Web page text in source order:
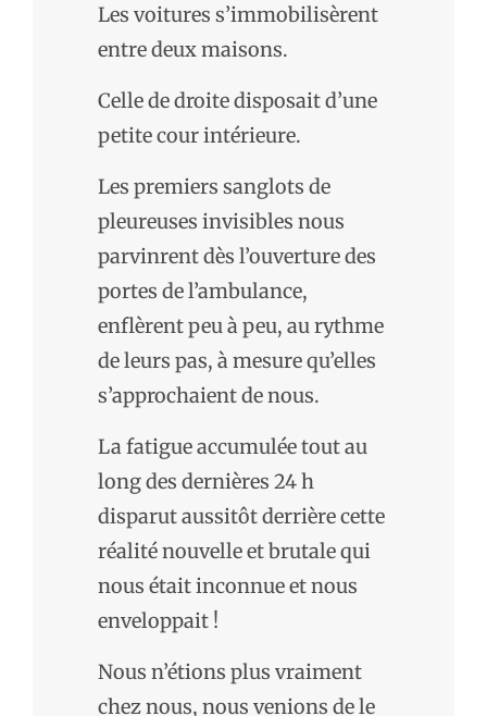
Les voitures s’immobilisèrent
entre deux maisons.
Celle de droite disposait d’une
petite cour intérieure.
Les premiers sanglots de
pleureuses invisibles nous
parvinrent dès l’ouverture des
portes de l’ambulance,
enflèrent peu à peu, au rythme
de leurs pas, à mesure qu’elles
s’approchaient de nous.
La fatigue accumulée tout au
long des dernières 24 h
disparut aussitôt derrière cette
réalité nouvelle et brutale qui
nous était inconnue et nous
enveloppait !
Nous n’étions plus vraiment
chez nous, nous venions de le